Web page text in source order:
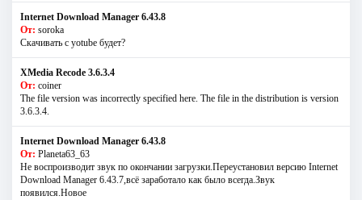
Internet Download Manager 6.43.8
От: soroka
Скачивать с yotube будет?
XMedia Recode 3.6.3.4
От: coiner
The file version was incorrectly specified here. The file in the distribution is version
3.6.3.4.
Internet Download Manager 6.43.8
От: Planeta63_63
Не воспроизводит звук по окончании загрузки.Переустановил версию Internet
Download Manager 6.43.7,всё заработало как было всегда.Звук
появился.Новое